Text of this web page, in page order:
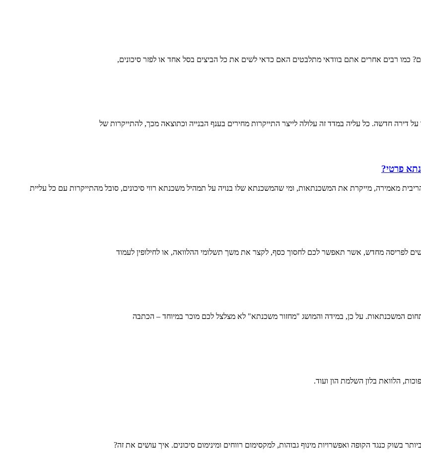
רבים אחרים אתם בוודאי מתלבטים האם כדאי לשים את כל הביצים בסל אחד או לפזר סיכונים,
חדשה. כל עליה במדד זה עלולה לייצר התייקרות מחירים בענף הבנייה וכתוצאה מכך, להתייקרות של
פרטי?
מאמירה, מייקרת את המשכנתאות, ומי שהמשכנתא שלו בנויה על תמהיל משכנתא רווי סיכונים, סובל מהתייקרות עם כל עליית
לפריסה מחדש, אשר תאפשר לכם לחסוך כסף, לקצר את משך תשלומי ההלוואה, או לחילופין לעמוד
בתחום המשכנתאות. על כן, במידה והמושג "מחזור משכנתא" לא מצלצל לכם מוכר במיוחד – הכתבה
הלוואת בלון השלמת הון ועוד.
בשוק כנגד הקופה ואפשרויות מינוף גבוהות, למקסימום רווחים ומינימום סיכונים. איך עושים את זה?